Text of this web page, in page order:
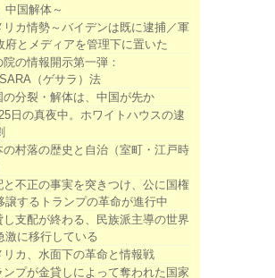
中国解体～
リカ情勢～バイデンは既に逮捕／軍
府とメディアを管理下に置いた
院の情報開示第一弾：
（ゲサラ）法
の分裂・解体は、中国が先か
日の真夜中。ホワイトハウスの逮
の村落の歴史と自治（室町・江戸時
と不正の事実を突きつけ、公に国権
譲するトランプの革命が進行中
し支配が終わる、民族派主導の世界
激に移行している
リカ、水面下の革命と情報戦
ンプが金貸しによって奪われた国家